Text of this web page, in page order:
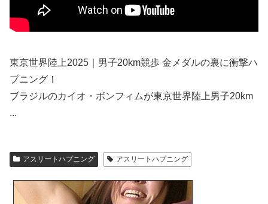
東京世界陸上2025｜男子20km競歩 金メダルの裏に衝撃ハ
プニング！
ブラジルのカイオ・ボンフィムが東京世界陸上男子20km
...
アスリートハプニング アスリートハプニング